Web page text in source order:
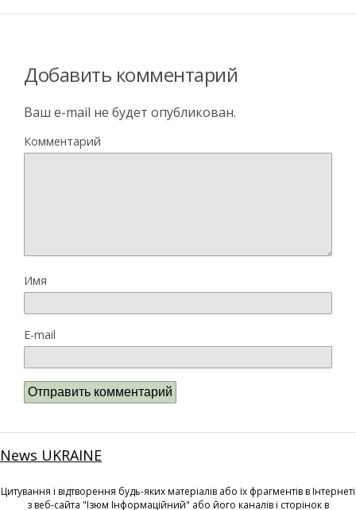
Добавить комментарий
Ваш e-mail не будет опубликован.
Комментарий
Имя
E-mail
News UKRAINE
Цитування і відтворення будь-яких матеріалів або їх фрагментів в Інтернеті
з веб-сайта "Ізюм Інформаційний" або його каналів і сторінок в